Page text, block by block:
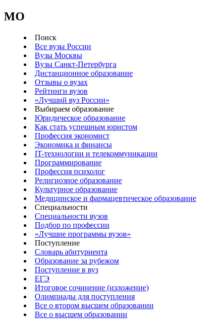
MO
Поиск
Все вузы России
Вузы Москвы
Вузы Санкт-Петербурга
Дистанционное образование
Отзывы о вузах
Рейтинги вузов
«Лучший вуз России»
Выбираем образование
Юридическое образование
Как стать успешным юристом
Профессия экономист
Экономика и финансы
IT-технологии и телекоммуникации
Программирование
Профессия психолог
Религиозное образование
Культурное образование
Медицинское и фармацевтическое образование
Специальности
Специальности вузов
Подбор по профессии
«Лучшие программы вузов»
Поступление
Словарь абитуриента
Образование за рубежом
Поступление в вуз
ЕГЭ
Итоговое сочинение (изложение)
Олимпиады для поступления
Все о втором высшем образовании
Все о высшем образовании